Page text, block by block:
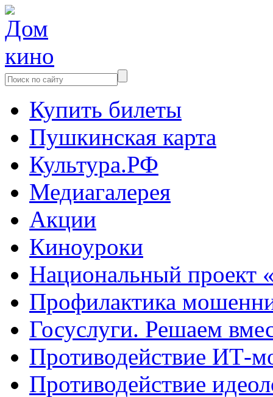
Купить билеты
Пушкинская карта
Культура.РФ
Медиагалерея
Акции
Киноуроки
Национальный проект
Профилактика
Госуслуги. Решаем
Противодействие ИТ-
Противодействие